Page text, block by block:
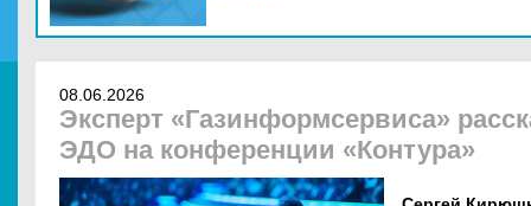
08.06.2026
Эксперт «Газинформсервиса»
ЭДО на конференции «Контура»